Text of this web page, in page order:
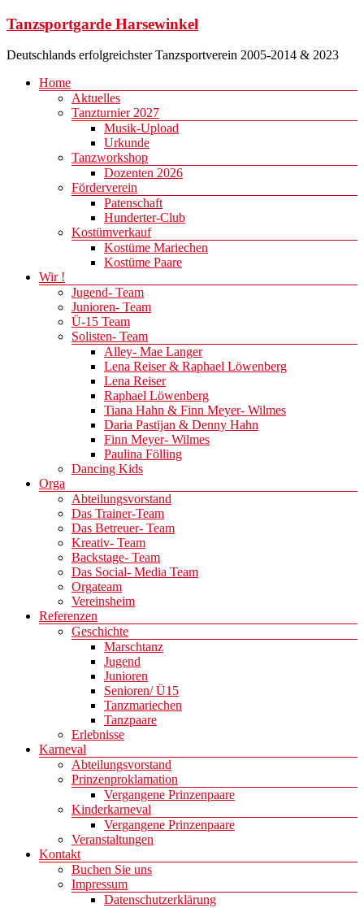
Zum
springen
Tanzsportgarde Harsewinkel
Deutschlands erfolgreichster Tanzsportverein 2005-2014 & 2023
Menü
Home
Aktuelles
Tanzturnier 2027
Musik-Upload
Urkunde
Tanzworkshop
Dozenten 2026
Förderverein
Patenschaft
Hunderter-Club
Kostümverkauf
Kostüme Mariechen
Kostüme Paare
Wir !
Jugend- Team
Junioren- Team
Ü-15 Team
Solisten- Team
Alley- Mae Langer
Lena Reiser & Raphael Löwenberg
Lena Reiser
Raphael Löwenberg
Tiana Hahn & Finn Meyer- Wilmes
Daria Pastijan & Denny Hahn
Finn Meyer- Wilmes
Paulina Fölling
Dancing Kids
Orga
Abteilungsvorstand
Das Trainer-Team
Das Betreuer- Team
Kreativ- Team
Backstage- Team
Das Social- Media Team
Orgateam
Vereinsheim
Referenzen
Geschichte
Marschtanz
Jugend
Junioren
Senioren/ Ü15
Tanzmariechen
Tanzpaare
Erlebnisse
Karneval
Abteilungsvorstand
Prinzenproklamation
Vergangene Prinzenpaare
Kinderkarneval
Vergangene Prinzenpaare
Veranstaltungen
Kontakt
Buchen Sie uns
Impressum
Datenschutzerklärung